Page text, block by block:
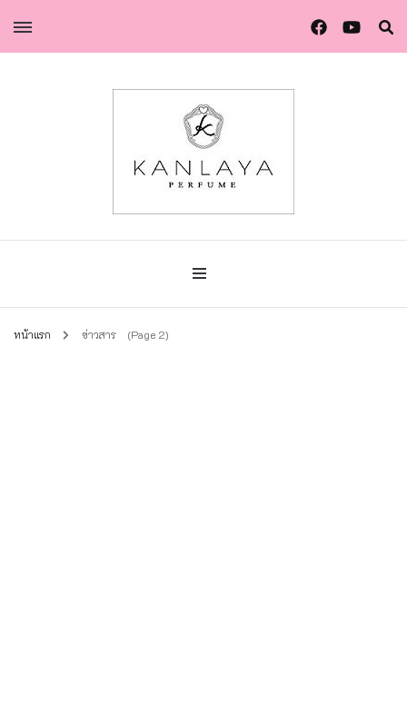
น้ำหอมกัลยา
น้ำหอมกัลยา น้ำหอมแท้แบรนด์ไทย คุณภาพยุโรป
หน้าแรก ข่าวสาร (Page 2)